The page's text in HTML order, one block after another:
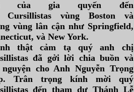
của gia quyến đến
Cursillistas vùng Boston và
vùng lân cận như Springfield,
và New York.
thật cảm tạ quý anh chị
đã gởi lời chia buồn và
nguyện cho Anh Nguyễn Trọng
Trân trọng kính mời quý
đến tham dự Thánh Lễ